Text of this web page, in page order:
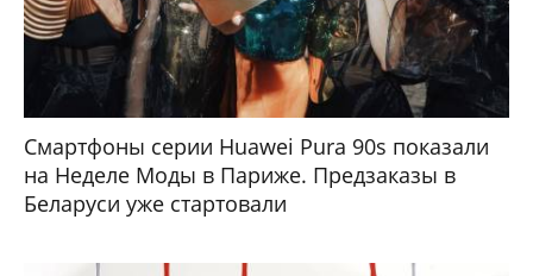
Смартфоны серии Huawei Pura 90s показали
на Неделе Моды в Париже. Предзаказы в
Беларуси уже стартовали